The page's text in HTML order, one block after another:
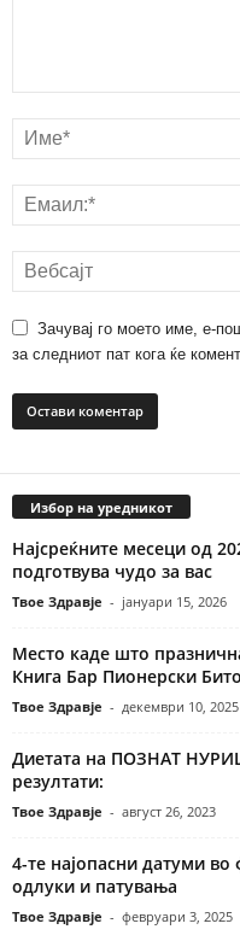
Зачувај го моето име, е-
за следниот пат кога ќе
Избор на уредникот
Најсреќните месеци од
подготвува чудо за вас
Твое Здравје - јануари 15, 2026
Место каде што
Книга Бар Пионерски
Твое Здравје - декември 10, 2025
Диетата на ПОЗНАТ
резултати:
Твое Здравје - август 26, 2023
4-те најопасни датуми
одлуки и патувања
Твое Здравје - февруари 3, 2025